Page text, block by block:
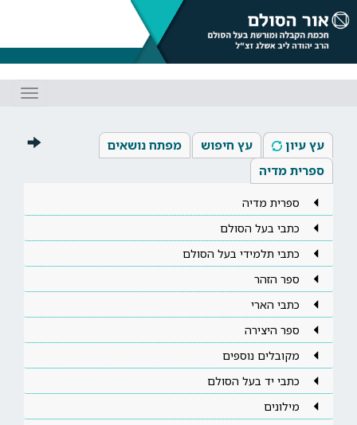
עץ עיון עץ חיפוש
מפתח נושאים
ספרית מדיה
ספרית מדיה
כתבי בעל הסולם
כתבי תלמידי בעל הסולם
ספר הזהר
כתבי הארי
ספר היצירה
מקובלים נוספים
כתבי יד בעל הסולם
מילונים